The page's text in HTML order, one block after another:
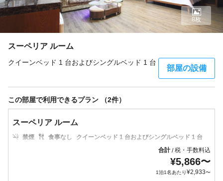
スーペリア ルーム
クイーンベッド 1 台およびシングルベッド 1 台
部屋の設備
8枚
この部屋で利用できるプラン （2件）
スーペリア ルーム
禁煙 食事なし
クイーンベッド 1 台およびシングルベッド 1 台
合計/税・手数料込
¥5,866〜
1泊1名あたり¥2,933〜